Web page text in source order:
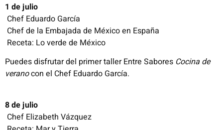
1 de julio
 Chef Eduardo García
 Chef de la Embajada de México en España
 Receta: Lo verde de México
Puedes disfrutar del primer taller Entre Sabores Cocina de
veranocon el Chef Eduardo García.
8 de julio
 Chef Elizabeth Vázquez